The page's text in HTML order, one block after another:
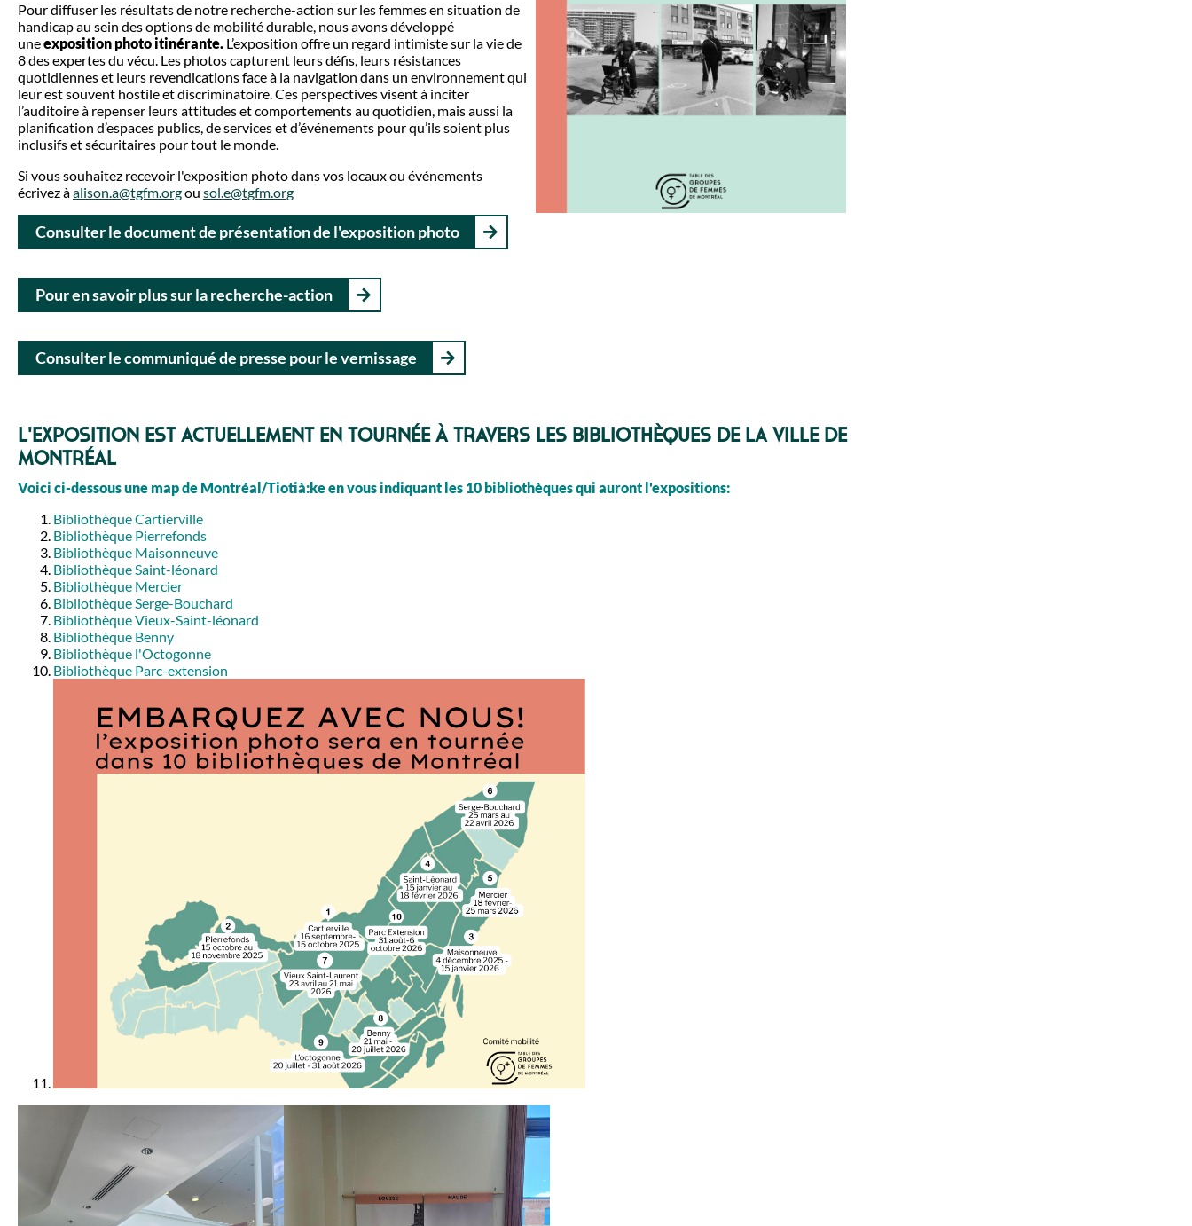
Pour diffuser les résultats de notre recherche-action sur les femmes en situation de
handicap au sein des options de mobilité durable, nous avons développé
uneexposition photo itinérante. L’exposition offre un regard intimiste sur la vie de
8 des expertes du vécu. Les photos capturent leurs défis, leurs résistances
quotidiennes et leurs revendications face à la navigation dans un environnement qui
leur est souvent hostile et discriminatoire. Ces perspectives visent à inciter
l’auditoire à repenser leurs attitudes et comportements au quotidien, mais aussi la
planification d’espaces publics, de services et d’événements pour qu’ils soient plus
inclusifs et sécuritaires pour tout le monde.
Si vous souhaitez recevoir l'exposition photo dans vos locaux ou événements
écrivez àalison.a@tgfm.orgou sol.e@tgfm.org
Consulter le document de présentation de l'exposition photo
Pour en savoir plus sur la recherche-action
Consulter le communiqué de presse pour le vernissage
L'exposition est actuellement en tournée à travers les bibliothèques de la Ville de
Montréal
Voici ci-dessous une map de Montréal/Tiotià:ke en vous indiquant les 10 bibliothèques qui auront l'expositions:
Bibliothèque Cartierville
Bibliothèque Pierrefonds
Bibliothèque Maisonneuve
Bibliothèque Saint-léonard
Bibliothèque Mercier
Bibliothèque Serge-Bouchard
Bibliothèque Vieux-Saint-léonard
Bibliothèque Benny
Bibliothèque l'Octogonne
Bibliothèque Parc-extension